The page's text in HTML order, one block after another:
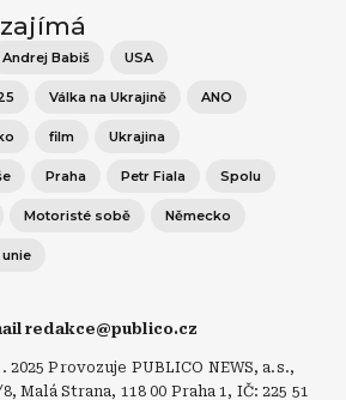
Andrej Babiš USA
Válka na Ukrajině ANO
film Ukrajina
Praha Petr Fiala Spolu
Motoristé sobě Německo
redakce@publico.cz
2025 Provozuje PUBLICO NEWS, a.s.,
Malá Strana, 118 00 Praha 1, IČ: 225 51